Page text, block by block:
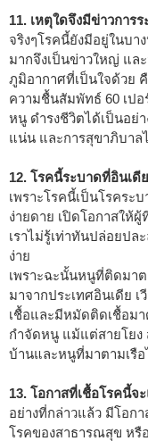
11. เหตุใดจึงมีข่าวการ
จริงๆโรคนี้ยังมีอยู่ในบา
มากจึงเป็นข่าวใหญ่ แล
ภูมิอากาศที่เป็นใจด้วย
ความชื้นสัมพัทธ์ 60 เป
หนู ดำรงชีวิตได้เป็นอย่
แน่น และการสุขาภิบาล
12. โรคนี้ระบาดที่อินเดี
เพราะโรคนี้เป็นโรคร
ง่ายดาย เปิดโอกาสให้ผู้
เราไม่รู้เท่าทันปล่อยปล
ง่าย
เพราะฉะนั้นหนูที่ติดมา
มาจากประเทศอินเดีย เ
เชื้อและมีหมัดติดเชื้อมา
กำจัดหนู แม้แต่สายโยง
บ้านและหนูที่มาตามเรื
13. โอกาสที่เชื้อโรคนี้จ
อย่างที่กล่าวแล้ว มีโอก
โรคของสาธารณสุข หรื